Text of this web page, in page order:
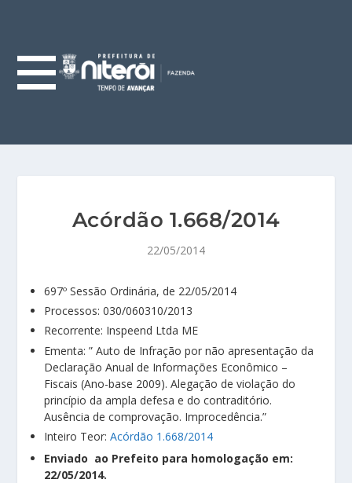
Acórdão 1.668/2014
22/05/2014
697º Sessão Ordinária, de 22/05/2014
Processos: 030/060310/2013
Recorrente: Inspeend Ltda ME
Ementa: ” Auto de Infração por não apresentação da
Declaração Anual de Informações Econômico –
Fiscais (Ano-base 2009). Alegação de violação do
princípio da ampla defesa e do contraditório.
Ausência de comprovação. Improcedência.”
Inteiro Teor:Acórdão 1.668/2014
Enviado ao Prefeito para homologação em:
22/05/2014.